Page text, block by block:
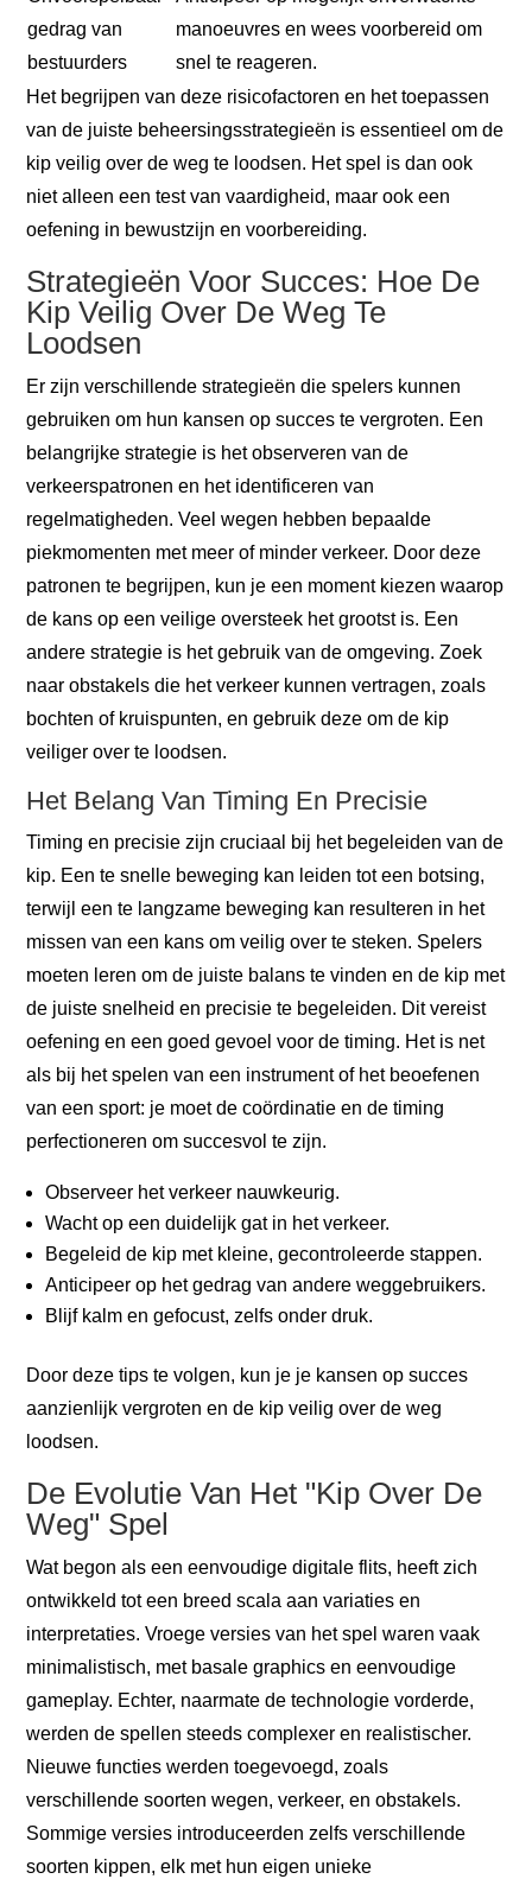
gedrag van
bestuurders
manoeuvres en wees voorbereid om
snel te reageren.
Het begrijpen van deze risicofactoren en het toepassen
van de juiste beheersingsstrategieën is essentieel om de
kip veilig over de weg te loodsen. Het spel is dan ook
niet alleen een test van vaardigheid, maar ook een
oefening in bewustzijn en voorbereiding.
Strategieën Voor Succes: Hoe De
Kip Veilig Over De Weg Te
Loodsen
Er zijn verschillende strategieën die spelers kunnen
gebruiken om hun kansen op succes te vergroten. Een
belangrijke strategie is het observeren van de
verkeerspatronen en het identificeren van
regelmatigheden. Veel wegen hebben bepaalde
piekmomenten met meer of minder verkeer. Door deze
patronen te begrijpen, kun je een moment kiezen waarop
de kans op een veilige oversteek het grootst is. Een
andere strategie is het gebruik van de omgeving. Zoek
naar obstakels die het verkeer kunnen vertragen, zoals
bochten of kruispunten, en gebruik deze om de kip
veiliger over te loodsen.
Het Belang Van Timing En Precisie
Timing en precisie zijn cruciaal bij het begeleiden van de
kip. Een te snelle beweging kan leiden tot een botsing,
terwijl een te langzame beweging kan resulteren in het
missen van een kans om veilig over te steken. Spelers
moeten leren om de juiste balans te vinden en de kip met
de juiste snelheid en precisie te begeleiden. Dit vereist
oefening en een goed gevoel voor de timing. Het is net
als bij het spelen van een instrument of het beoefenen
van een sport: je moet de coördinatie en de timing
perfectioneren om succesvol te zijn.
Observeer het verkeer nauwkeurig.
Wacht op een duidelijk gat in het verkeer.
Begeleid de kip met kleine, gecontroleerde stappen.
Anticipeer op het gedrag van andere weggebruikers.
Blijf kalm en gefocust, zelfs onder druk.
Door deze tips te volgen, kun je je kansen op succes
aanzienlijk vergroten en de kip veilig over de weg
loodsen.
De Evolutie Van Het "Kip Over De
Weg" Spel
Wat begon als een eenvoudige digitale flits, heeft zich
ontwikkeld tot een breed scala aan variaties en
interpretaties. Vroege versies van het spel waren vaak
minimalistisch, met basale graphics en eenvoudige
gameplay. Echter, naarmate de technologie vorderde,
werden de spellen steeds complexer en realistischer.
Nieuwe functies werden toegevoegd, zoals
verschillende soorten wegen, verkeer, en obstakels.
Sommige versies introduceerden zelfs verschillende
soorten kippen, elk met hun eigen unieke